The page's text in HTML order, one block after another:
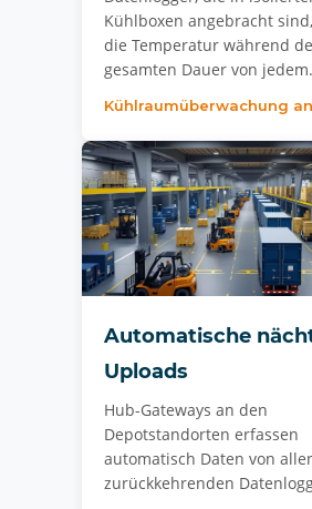
Kühlboxen angebracht
die Temperatur während
gesamten Dauer von
Kühlraumüberwachung
Automatische
Uploads
Hub-Gateways an den
Depotstandorten erfassen
automatisch Daten von
zurückkehrenden